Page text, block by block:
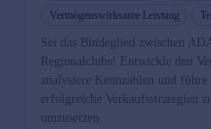
Vermögenswirksame Leistung
Sei das Bindeglied zwischen
Regionalclubs! Entwickle den
analysiere Kennzahlen und
erfolgreiche Verkaufsstrategien
umzusetzen.